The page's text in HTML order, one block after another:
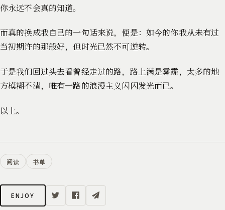
你永远不会真的知道。
而真的换成我自己的一句话来说，便是：如今的你我从未有过
当初期许的那般好，但时光已然不可逆转。
于是我们回过头去看曾经走过的路，路上满是雾霾，太多的地
方模糊不清，唯有一路的浪漫主义闪闪发光而已。
以上。
阅读 书单
ENJOY